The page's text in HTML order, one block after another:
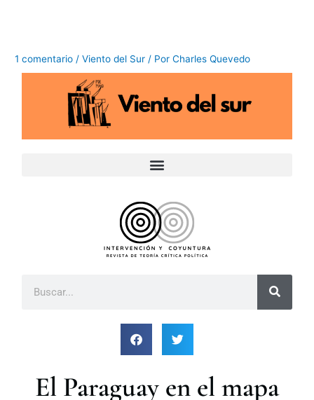
1 comentario /Viento del Sur / PorCharles Quevedo
El Paraguay en el mapa